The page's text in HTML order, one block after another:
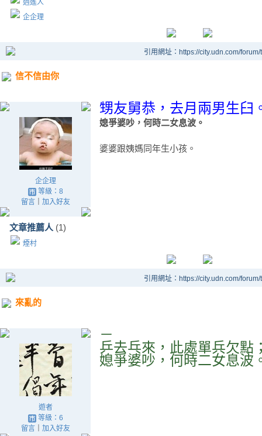
逍遙人
企企理
引用網址：https://city.udn.com/
信不信由你
企企理
等級：8
留言｜ 加入好友
文章推薦人 (1)
煙村
甥友舅恭，去月兩男生臼
媳爭婆吵，何時二女息波。
婆婆跟姨媽同年生小孩。
引用網址：https://city.udn.com/
來亂的
遊者
等級：6
留言｜ 加入好友
－
乒去乓來，此處單兵欠點
媳爭婆吵，何時二女息波